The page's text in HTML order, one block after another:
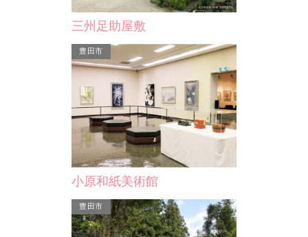
安城市民ギャラリー
関する表現の発表の場として、個人、
グループ、団体など安城…
三州足助屋敷
豊田市
小原和紙美術館
豊田市